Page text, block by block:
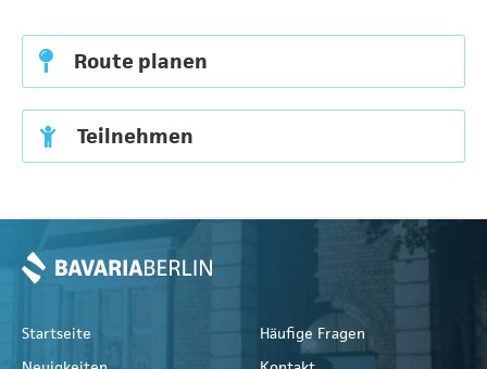
Route planen
Teilnehmen
Startseite
Häufige Fragen